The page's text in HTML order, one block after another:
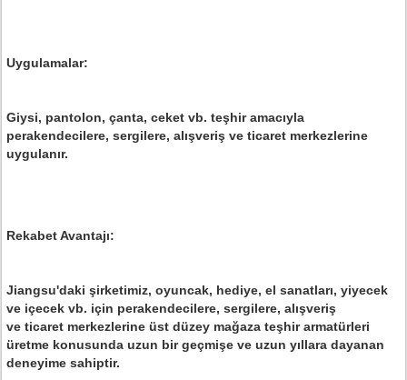
Uygulamalar:
Giysi, pantolon, çanta, ceket vb. teşhir amacıyla
perakendecilere, sergilere, alışveriş ve ticaret merkezlerine
uygulanır.
Rekabet Avantajı:
Jiangsu'daki şirketimiz, oyuncak, hediye, el sanatları, yiyecek
ve içecek vb. için perakendecilere, sergilere, alışveriş
ve ticaret merkezlerine üst düzey mağaza teşhir armatürleri
üretme konusunda uzun bir geçmişe ve uzun yıllara dayanan
deneyime sahiptir.